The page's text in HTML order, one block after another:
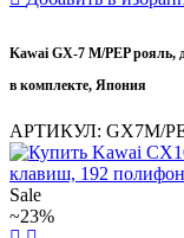
Kawai GX-7 M/PEP рояль,
в комплекте, Япония
АРТИКУЛ: GX7M/
Sale
~23%